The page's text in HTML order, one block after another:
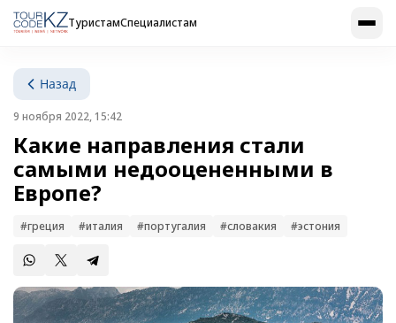
ТуристамСпециалистам
Назад
9 ноября 2022, 15:42
Какие направления стали
самыми недооцененными в
Европе?
#греция #италия #португалия #словакия #эстония